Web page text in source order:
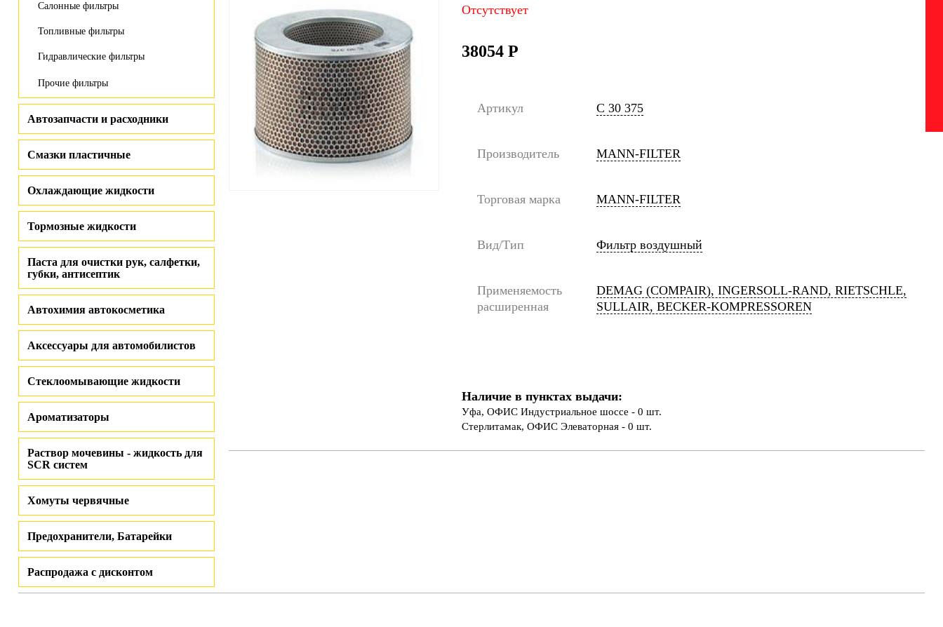
Салонные фильтры
Топливные фильтры
Гидравлические фильтры
Прочие фильтры
Автозапчасти и расходники
Смазки пластичные
Охлаждающие жидкости
Тормозные жидкости
Паста для очистки рук, салфетки,
губки, антисептик
Автохимия автокосметика
Аксессуары для автомобилистов
Стеклоомывающие жидкости
Ароматизаторы
Раствор мочевины - жидкость для
SCR систем
Хомуты червячные
Предохранители, Батарейки
Распродажа с дисконтом
Отсутствует
38054 Р
Артикул C 30 375
Производитель MANN-FILTER
Торговая марка MANN-FILTER
Вид/Тип Фильтр воздушный
Применяемость
расширенная
DEMAG (COMPAIR), INGERSOLL-RAND, RIETSCHLE,
SULLAIR, BECKER-KOMPRESSOREN
Наличие в пунктах выдачи:
Уфа, ОФИС Индустриальное шоссе - 0 шт.
Стерлитамак, ОФИС Элеваторная - 0 шт.